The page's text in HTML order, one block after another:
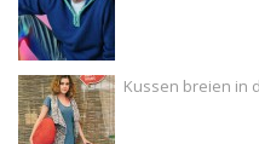
Kussen breien in